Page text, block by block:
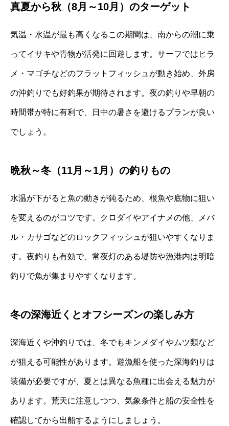
真夏から秋（8月～10月）のターゲット
気温・水温が最も高くなるこの期間は、南からの潮に乗
ってイサキや青物が活発に回遊します。サーフではヒラ
メ・マゴチなどのフラットフィッシュが動き始め、外房
の沖釣りでも好釣果が期待されます。夜の釣りや早朝の
時間帯が特に有利で、日中の暑さを避けるプランが良い
でしょう。
晩秋～冬（11月～1月）の釣りもの
水温が下がると魚の動きが鈍るため、根魚や底物に狙い
を変えるのがコツです。クロダイやアイナメの他、メバ
ル・カサゴなどのロックフィッシュが狙いやすくなりま
す。夜釣りも有効で、常夜灯のある堤防や漁港内は明暗
釣りで魚が集まりやすくなります。
冬の深海近くとオフシーズンの楽しみ方
深海近くや沖釣りでは、冬でもキンメダイやムツ類など
が狙える可能性があります。遊漁船を使った深海釣りは
装備が必要ですが、夏とは異なる魚種に出会える魅力が
あります。荒天に注意しつつ、気象条件と船の安全性を
確認してから出船するようにしましょう。